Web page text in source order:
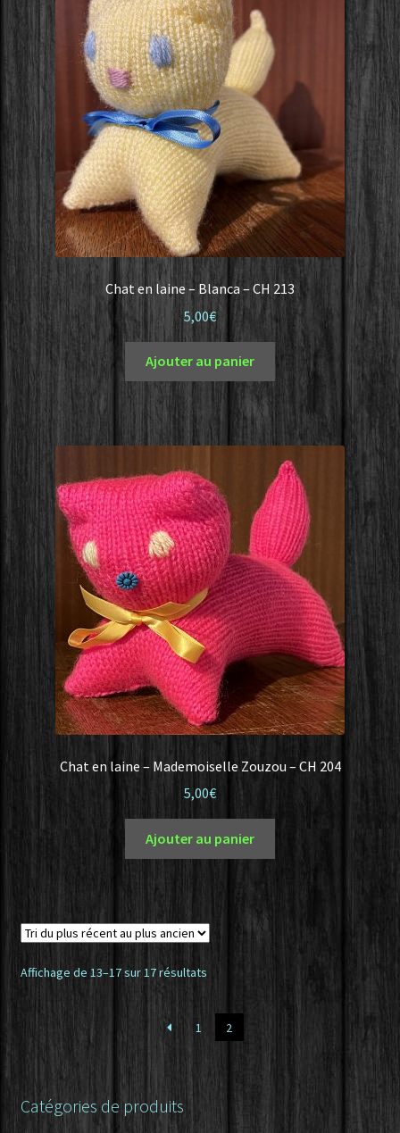
Chat en laine – Blanca – CH 213
5,00€
Ajouter au panier
Chat en laine – Mademoiselle Zouzou – CH 204
5,00€
Ajouter au panier
Affichage de 13–17 sur 17 résultatsTrié
plus
récent
1 2
Catégories de produits